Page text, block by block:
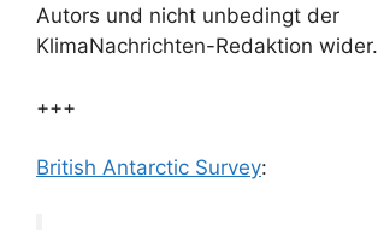
Autors und nicht unbedingt der
KlimaNachrichten-Redaktion wider.
+++
British Antarctic Survey: